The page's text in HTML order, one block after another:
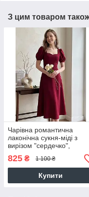
З цим товаром
Чарівна романтична
лаконічна сукня-міді з
вирізом "сердечко",
бордова
825 ₴ 1 100 ₴
Купити